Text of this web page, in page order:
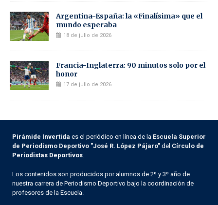
Argentina-España: la «Finalísima» que el
mundo esperaba
18 de julio de 2026
Francia-Inglaterra: 90 minutos solo por el
honor
17 de julio de 2026
Pirámide Invertida es el periódico en línea de la Escuela Superior
de Periodismo Deportivo "José R. López Pájaro" del Círculo de
Periodistas Deportivos.
Los contenidos son producidos por alumnos de 2º y 3º año de
nuestra carrera de Periodismo Deportivo bajo la coordinación de
profesores de la Escuela.